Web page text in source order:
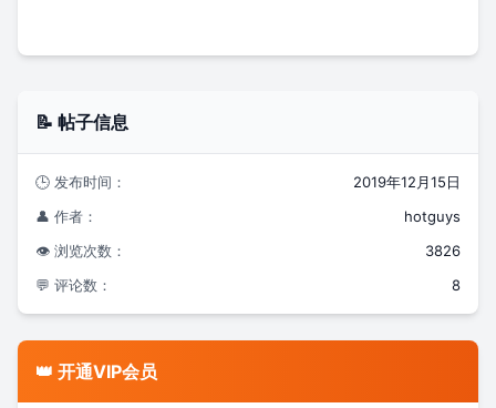
📝 帖子信息
🕒 发布时间：
2019年12月15日
👤 作者：
hotguys
👁️ 浏览次数：
3826
💬 评论数：
8
👑 开通VIP会员